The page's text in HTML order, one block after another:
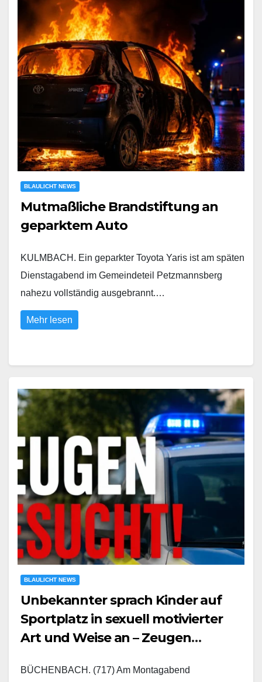
BLAULICHT NEWS
Mutmaßliche Brandstiftung an
geparktem Auto
KULMBACH. Ein geparkter Toyota Yaris ist am späten
Dienstagabend im Gemeindeteil Petzmannsberg
nahezu vollständig ausgebrannt.…
Mehr lesen
BLAULICHT NEWS
Unbekannter sprach Kinder auf
Sportplatz in sexuell motivierter
Art und Weise an – Zeugen
BÜCHENBACH. (717) Am Montagabend